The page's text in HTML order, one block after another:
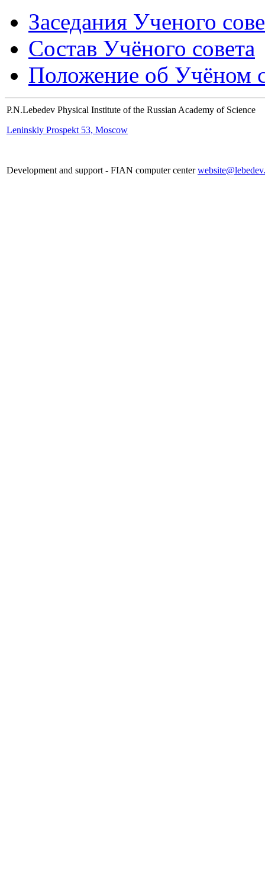
Заседания Ученого
Состав Учёного совета
Положение об Учёном
P.N.Lebedev Physical Institute of the Russian Academy of Science
Leninskiy Prospekt 53, Moscow
Development and support - FIAN computer center